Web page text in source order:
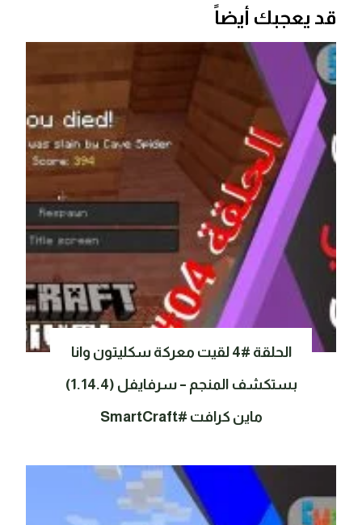
قد يعجبك أيضاً
الحلقة #4 لقيت معركة سكليتون وانا
بستكشف المنجم – سرفايفل (1.14.4)
ماين كرافت #SmartCraft